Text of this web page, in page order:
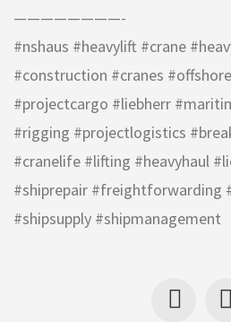
————————-
#nshaus #heavylift #crane
#construction #cranes
#projectcargo #liebherr
#rigging #projectlogistics
#cranelife #lifting #heavyhaul
#shiprepair #freightforwarding
#shipsupply #shipmanagement